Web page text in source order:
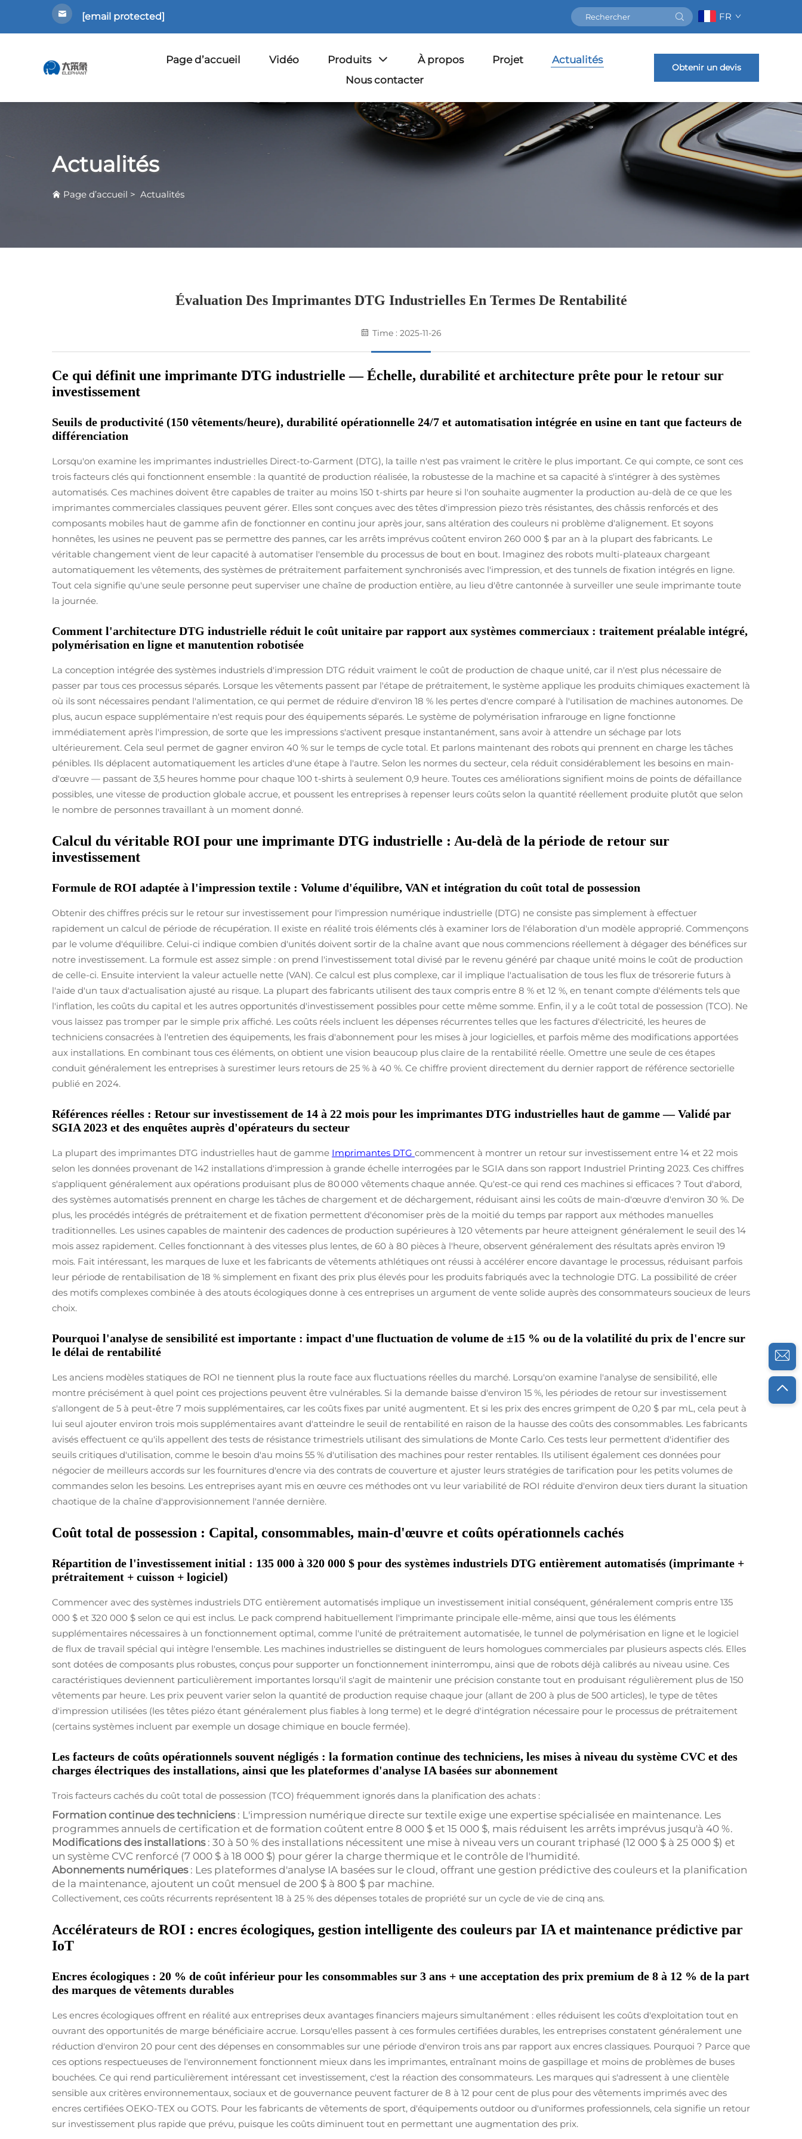
[email protected] FR
Page d’accueil Vidéo Produits À propos Projet
Actualités
Nous contacter
Obtenir un devis
Actualités
Page d’accueil > Actualités
Évaluation Des Imprimantes DTG Industrielles En Termes De Rentabilité
Time : 2025-11-26
Ce qui définit une imprimante DTG industrielle — Échelle, durabilité et architecture prête pour le retour sur
investissement
Seuils de productivité (150 vêtements/heure), durabilité opérationnelle 24/7 et automatisation intégrée en usine en tant que facteurs de
différenciation
Lorsqu'on examine les imprimantes industrielles Direct-to-Garment (DTG), la taille n'est pas vraiment le critère le plus important. Ce qui compte, ce sont ces
trois facteurs clés qui fonctionnent ensemble : la quantité de production réalisée, la robustesse de la machine et sa capacité à s'intégrer à des systèmes
automatisés. Ces machines doivent être capables de traiter au moins 150 t-shirts par heure si l'on souhaite augmenter la production au-delà de ce que les
imprimantes commerciales classiques peuvent gérer. Elles sont conçues avec des têtes d'impression piezo très résistantes, des châssis renforcés et des
composants mobiles haut de gamme afin de fonctionner en continu jour après jour, sans altération des couleurs ni problème d'alignement. Et soyons
honnêtes, les usines ne peuvent pas se permettre des pannes, car les arrêts imprévus coûtent environ 260 000 $ par an à la plupart des fabricants. Le
véritable changement vient de leur capacité à automatiser l'ensemble du processus de bout en bout. Imaginez des robots multi-plateaux chargeant
automatiquement les vêtements, des systèmes de prétraitement parfaitement synchronisés avec l'impression, et des tunnels de fixation intégrés en ligne.
Tout cela signifie qu'une seule personne peut superviser une chaîne de production entière, au lieu d'être cantonnée à surveiller une seule imprimante toute
la journée.
Comment l'architecture DTG industrielle réduit le coût unitaire par rapport aux systèmes commerciaux : traitement préalable intégré,
polymérisation en ligne et manutention robotisée
La conception intégrée des systèmes industriels d'impression DTG réduit vraiment le coût de production de chaque unité, car il n'est plus nécessaire de
passer par tous ces processus séparés. Lorsque les vêtements passent par l'étape de prétraitement, le système applique les produits chimiques exactement là
où ils sont nécessaires pendant l'alimentation, ce qui permet de réduire d'environ 18 % les pertes d'encre comparé à l'utilisation de machines autonomes. De
plus, aucun espace supplémentaire n'est requis pour des équipements séparés. Le système de polymérisation infrarouge en ligne fonctionne
immédiatement après l'impression, de sorte que les impressions s'activent presque instantanément, sans avoir à attendre un séchage par lots
ultérieurement. Cela seul permet de gagner environ 40 % sur le temps de cycle total. Et parlons maintenant des robots qui prennent en charge les tâches
pénibles. Ils déplacent automatiquement les articles d'une étape à l'autre. Selon les normes du secteur, cela réduit considérablement les besoins en main-
d'œuvre — passant de 3,5 heures homme pour chaque 100 t-shirts à seulement 0,9 heure. Toutes ces améliorations signifient moins de points de défaillance
possibles, une vitesse de production globale accrue, et poussent les entreprises à repenser leurs coûts selon la quantité réellement produite plutôt que selon
le nombre de personnes travaillant à un moment donné.
Calcul du véritable ROI pour une imprimante DTG industrielle : Au-delà de la période de retour sur
investissement
Formule de ROI adaptée à l'impression textile : Volume d'équilibre, VAN et intégration du coût total de possession
Obtenir des chiffres précis sur le retour sur investissement pour l'impression numérique industrielle (DTG) ne consiste pas simplement à effectuer
rapidement un calcul de période de récupération. Il existe en réalité trois éléments clés à examiner lors de l'élaboration d'un modèle approprié. Commençons
par le volume d'équilibre. Celui-ci indique combien d'unités doivent sortir de la chaîne avant que nous commencions réellement à dégager des bénéfices sur
notre investissement. La formule est assez simple : on prend l'investissement total divisé par le revenu généré par chaque unité moins le coût de production
de celle-ci. Ensuite intervient la valeur actuelle nette (VAN). Ce calcul est plus complexe, car il implique l'actualisation de tous les flux de trésorerie futurs à
l'aide d'un taux d'actualisation ajusté au risque. La plupart des fabricants utilisent des taux compris entre 8 % et 12 %, en tenant compte d'éléments tels que
l'inflation, les coûts du capital et les autres opportunités d'investissement possibles pour cette même somme. Enfin, il y a le coût total de possession (TCO). Ne
vous laissez pas tromper par le simple prix affiché. Les coûts réels incluent les dépenses récurrentes telles que les factures d'électricité, les heures de
techniciens consacrées à l'entretien des équipements, les frais d'abonnement pour les mises à jour logicielles, et parfois même des modifications apportées
aux installations. En combinant tous ces éléments, on obtient une vision beaucoup plus claire de la rentabilité réelle. Omettre une seule de ces étapes
conduit généralement les entreprises à surestimer leurs retours de 25 % à 40 %. Ce chiffre provient directement du dernier rapport de référence sectorielle
publié en 2024.
Références réelles : Retour sur investissement de 14 à 22 mois pour les imprimantes DTG industrielles haut de gamme — Validé par
SGIA 2023 et des enquêtes auprès d'opérateurs du secteur
La plupart des imprimantes DTG industrielles haut de gamme Imprimantes DTG commencent à montrer un retour sur investissement entre 14 et 22 mois
selon les données provenant de 142 installations d'impression à grande échelle interrogées par le SGIA dans son rapport Industriel Printing 2023. Ces chiffres
s'appliquent généralement aux opérations produisant plus de 80 000 vêtements chaque année. Qu'est-ce qui rend ces machines si efficaces ? Tout d'abord,
des systèmes automatisés prennent en charge les tâches de chargement et de déchargement, réduisant ainsi les coûts de main-d'œuvre d'environ 30 %. De
plus, les procédés intégrés de prétraitement et de fixation permettent d'économiser près de la moitié du temps par rapport aux méthodes manuelles
traditionnelles. Les usines capables de maintenir des cadences de production supérieures à 120 vêtements par heure atteignent généralement le seuil des 14
mois assez rapidement. Celles fonctionnant à des vitesses plus lentes, de 60 à 80 pièces à l'heure, observent généralement des résultats après environ 19
mois. Fait intéressant, les marques de luxe et les fabricants de vêtements athlétiques ont réussi à accélérer encore davantage le processus, réduisant parfois
leur période de rentabilisation de 18 % simplement en fixant des prix plus élevés pour les produits fabriqués avec la technologie DTG. La possibilité de créer
des motifs complexes combinée à des atouts écologiques donne à ces entreprises un argument de vente solide auprès des consommateurs soucieux de leurs
choix.
Pourquoi l'analyse de sensibilité est importante : impact d'une fluctuation de volume de ±15 % ou de la volatilité du prix de l'encre sur
le délai de rentabilité
Les anciens modèles statiques de ROI ne tiennent plus la route face aux fluctuations réelles du marché. Lorsqu'on examine l'analyse de sensibilité, elle
montre précisément à quel point ces projections peuvent être vulnérables. Si la demande baisse d'environ 15 %, les périodes de retour sur investissement
s'allongent de 5 à peut-être 7 mois supplémentaires, car les coûts fixes par unité augmentent. Et si les prix des encres grimpent de 0,20 $ par mL, cela peut à
lui seul ajouter environ trois mois supplémentaires avant d'atteindre le seuil de rentabilité en raison de la hausse des coûts des consommables. Les fabricants
avisés effectuent ce qu'ils appellent des tests de résistance trimestriels utilisant des simulations de Monte Carlo. Ces tests leur permettent d'identifier des
seuils critiques d'utilisation, comme le besoin d'au moins 55 % d'utilisation des machines pour rester rentables. Ils utilisent également ces données pour
négocier de meilleurs accords sur les fournitures d'encre via des contrats de couverture et ajuster leurs stratégies de tarification pour les petits volumes de
commandes selon les besoins. Les entreprises ayant mis en œuvre ces méthodes ont vu leur variabilité de ROI réduite d'environ deux tiers durant la situation
chaotique de la chaîne d'approvisionnement l'année dernière.
Coût total de possession : Capital, consommables, main-d'œuvre et coûts opérationnels cachés
Répartition de l'investissement initial : 135 000 à 320 000 $ pour des systèmes industriels DTG entièrement automatisés (imprimante +
prétraitement + cuisson + logiciel)
Commencer avec des systèmes industriels DTG entièrement automatisés implique un investissement initial conséquent, généralement compris entre 135
000 $ et 320 000 $ selon ce qui est inclus. Le pack comprend habituellement l'imprimante principale elle-même, ainsi que tous les éléments
supplémentaires nécessaires à un fonctionnement optimal, comme l'unité de prétraitement automatisée, le tunnel de polymérisation en ligne et le logiciel
de flux de travail spécial qui intègre l'ensemble. Les machines industrielles se distinguent de leurs homologues commerciales par plusieurs aspects clés. Elles
sont dotées de composants plus robustes, conçus pour supporter un fonctionnement ininterrompu, ainsi que de robots déjà calibrés au niveau usine. Ces
caractéristiques deviennent particulièrement importantes lorsqu'il s'agit de maintenir une précision constante tout en produisant régulièrement plus de 150
vêtements par heure. Les prix peuvent varier selon la quantité de production requise chaque jour (allant de 200 à plus de 500 articles), le type de têtes
d'impression utilisées (les têtes piézo étant généralement plus fiables à long terme) et le degré d'intégration nécessaire pour le processus de prétraitement
(certains systèmes incluent par exemple un dosage chimique en boucle fermée).
Les facteurs de coûts opérationnels souvent négligés : la formation continue des techniciens, les mises à niveau du système CVC et des
charges électriques des installations, ainsi que les plateformes d'analyse IA basées sur abonnement
Trois facteurs cachés du coût total de possession (TCO) fréquemment ignorés dans la planification des achats :
Formation continue des techniciens : L'impression numérique directe sur textile exige une expertise spécialisée en maintenance. Les
programmes annuels de certification et de formation coûtent entre 8 000 $ et 15 000 $, mais réduisent les arrêts imprévus jusqu'à 40 %.
Modifications des installations : 30 à 50 % des installations nécessitent une mise à niveau vers un courant triphasé (12 000 $ à 25 000 $) et
un système CVC renforcé (7 000 $ à 18 000 $) pour gérer la charge thermique et le contrôle de l'humidité.
Abonnements numériques : Les plateformes d'analyse IA basées sur le cloud, offrant une gestion prédictive des couleurs et la planification
de la maintenance, ajoutent un coût mensuel de 200 $ à 800 $ par machine.
Collectivement, ces coûts récurrents représentent 18 à 25 % des dépenses totales de propriété sur un cycle de vie de cinq ans.
Accélérateurs de ROI : encres écologiques, gestion intelligente des couleurs par IA et maintenance prédictive par
IoT
Encres écologiques : 20 % de coût inférieur pour les consommables sur 3 ans + une acceptation des prix premium de 8 à 12 % de la part
des marques de vêtements durables
Les encres écologiques offrent en réalité aux entreprises deux avantages financiers majeurs simultanément : elles réduisent les coûts d'exploitation tout en
ouvrant des opportunités de marge bénéficiaire accrue. Lorsqu'elles passent à ces formules certifiées durables, les entreprises constatent généralement une
réduction d'environ 20 pour cent des dépenses en consommables sur une période d'environ trois ans par rapport aux encres classiques. Pourquoi ? Parce que
ces options respectueuses de l'environnement fonctionnent mieux dans les imprimantes, entraînant moins de gaspillage et moins de problèmes de buses
bouchées. Ce qui rend particulièrement intéressant cet investissement, c'est la réaction des consommateurs. Les marques qui s'adressent à une clientèle
sensible aux critères environnementaux, sociaux et de gouvernance peuvent facturer de 8 à 12 pour cent de plus pour des vêtements imprimés avec des
encres certifiées OEKO-TEX ou GOTS. Pour les fabricants de vêtements de sport, d'équipements outdoor ou d'uniformes professionnels, cela signifie un retour
sur investissement plus rapide que prévu, puisque les coûts diminuent tout en permettant une augmentation des prix.